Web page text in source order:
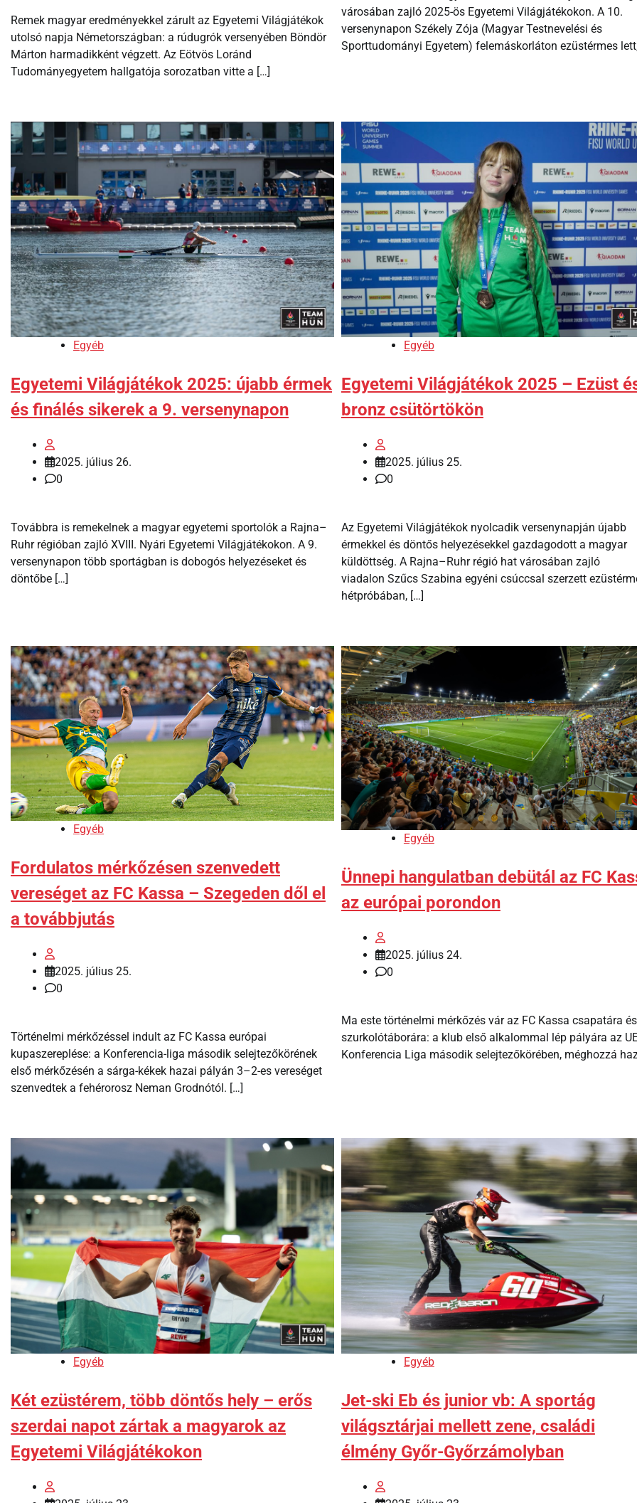
Remek magyar eredményekkel zárult az Egyetemi Világjátékok
utolsó napja Németországban: a rúdugrók versenyében Böndör
Márton harmadikként végzett. Az Eötvös Loránd
Tudományegyetem hallgatója sorozatban vitte a […]
városában zajló 2025-ös Egyetemi Világjátékokon. A 10.
versenynapon Székely Zója (Magyar Testnevelési és
Sporttudományi Egyetem) felemáskorláton ezüstérmes
Egyéb
Egyetemi Világjátékok 2025: újabb érmek
és finálés sikerek a 9. versenynapon
2025. július 26.
0
Továbbra is remekelnek a magyar egyetemi sportolók a Rajna–
Ruhr régióban zajló XVIII. Nyári Egyetemi Világjátékokon. A 9.
versenynapon több sportágban is dobogós helyezéseket és
döntőbe […]
Egyéb
Egyetemi Világjátékok 2025 – Ezüst
bronz csütörtökön
2025. július 25.
0
Az Egyetemi Világjátékok nyolcadik versenynapján újabb
érmekkel és döntős helyezésekkel gazdagodott a magyar
küldöttség. A Rajna–Ruhr régió hat városában zajló
viadalon Szűcs Szabina egyéni csúccsal szerzett
hétpróbában, […]
Egyéb
Fordulatos mérkőzésen szenvedett
vereséget az FC Kassa – Szegeden dől el
a továbbjutás
2025. július 25.
0
Történelmi mérkőzéssel indult az FC Kassa európai
kupaszereplése: a Konferencia-liga második selejtezőkörének
első mérkőzésén a sárga-kékek hazai pályán 3–2-es vereséget
szenvedtek a fehérorosz Neman Grodnótól. […]
Egyéb
Ünnepi hangulatban debütál az FC
az európai porondon
2025. július 24.
0
Ma este történelmi mérkőzés vár az FC Kassa csapatára és
szurkolótáborára: a klub első alkalommal lép pályára az
Konferencia Liga második selejtezőkörében, méghozzá
Egyéb
Két ezüstérem, több döntős hely – erős
szerdai napot zártak a magyarok az
Egyetemi Világjátékokon
Egyéb
Jet-ski Eb és junior vb: A sportág
világsztárjai mellett zene, családi
élmény Győr-Győrzámolyban